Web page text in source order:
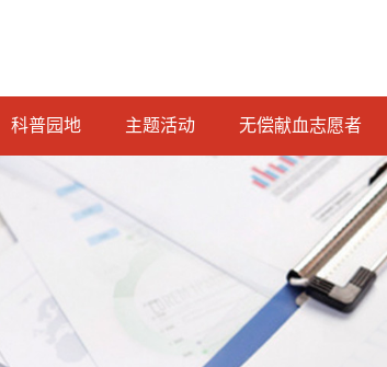
科普园地 主题活动 无偿献血志愿者